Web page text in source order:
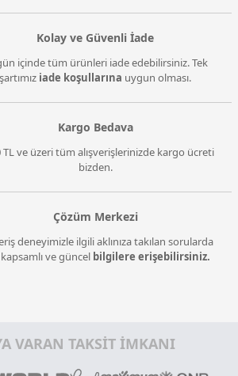
Kolay ve Güvenli İade
içinde tüm ürünleri iade edebilirsiniz. Tek
şartımız iade koşullarına uygun olması.
Kargo Bedava
TL ve üzeri tüm alışverişlerinizde kargo ücreti
bizden.
Çözüm Merkezi
deneyimizle ilgili aklınıza takılan sorularda
ve güncel bilgilere erişebilirsiniz.
VARAN TAKSİT İMKANI